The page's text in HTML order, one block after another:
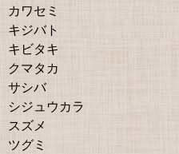
カワセミ
キジバト
キビタキ
クマタカ
サシバ
シジュウカラ
スズメ
ツグミ